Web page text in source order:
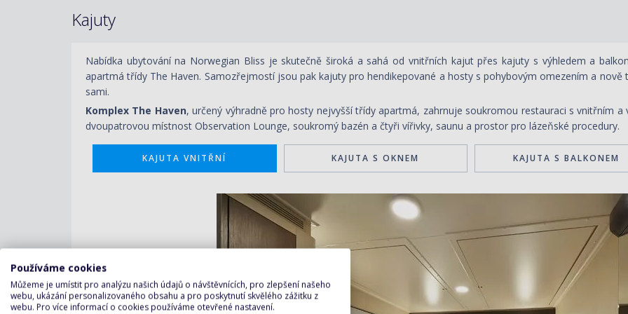
Kajuty
Nabídka ubytování na Norwegian Bliss je skutečně široká a sahá od vnitřních kajut přes kajuty s výhledem a
apartmá třídy The Haven. Samozřejmostí jsou pak kajuty pro hendikepované a hosty s pohybovým omezením a
sami.
Komplex The Haven, určený výhradně pro hosty nejvyšší třídy apartmá, zahrnuje soukromou restauraci s vnitřním
dvoupatrovou místnost Observation Lounge, soukromý bazén a čtyři vířivky, saunu a prostor pro lázeňské procedury.
KAJUTA VNITŘNÍ KAJUTA S OKNEM KAJUTA S BALKONEM
Používáme cookies
Můžeme je umístit pro analýzu našich údajů o návštěvnících, pro zlepšení našeho
webu, ukázání personalizovaného obsahu a pro poskytnutí skvělého zážitku z
webu. Pro více informací o cookies používáme otevřené nastavení.